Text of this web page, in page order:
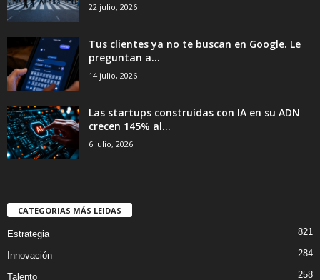
22 julio, 2026
Tus clientes ya no te buscan en Google. Le
preguntan a...
14 julio, 2026
Las startups construídas con IA en su ADN
crecen 145% al...
6 julio, 2026
CATEGORIAS MÁS LEIDAS
Estrategia 821
Innovación 284
Talento 258